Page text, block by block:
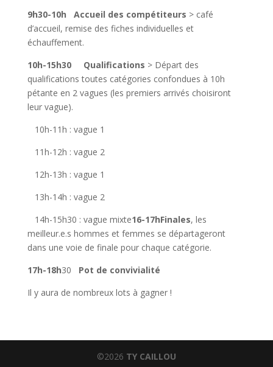
9h30-10h Accueil des compétiteurs > café
d’accueil, remise des fiches individuelles et
échauffement.
10h-15h30 Qualifications > Départ des
qualifications toutes catégories confondues à 10h
pétante en 2 vagues (les premiers arrivés choisiront
leur vague).
10h-11h : vague 1
11h-12h : vague 2
12h-13h : vague 1
13h-14h : vague 2
14h-15h30 : vague mixte16-17hFinales, les
meilleur.e.s hommes et femmes se départageront
dans une voie de finale pour chaque catégorie.
17h-18h30 Pot de convivialité
Il y aura de nombreux lots à gagner !
©2026 TY CAILLOU